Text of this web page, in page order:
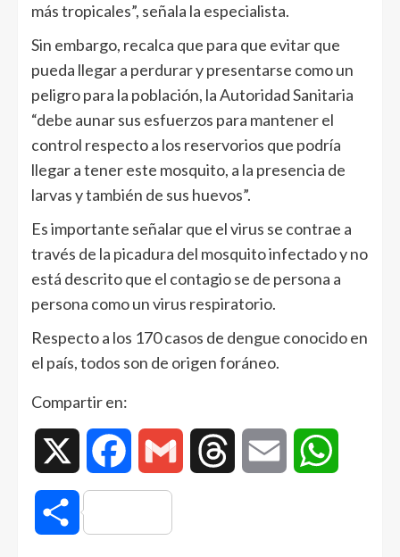
más tropicales”, señala la especialista.
Sin embargo, recalca que para que evitar que
pueda llegar a perdurar y presentarse como un
peligro para la población, la Autoridad Sanitaria
“debe aunar sus esfuerzos para mantener el
control respecto a los reservorios que podría
llegar a tener este mosquito, a la presencia de
larvas y también de sus huevos”.
Es importante señalar que el virus se contrae a
través de la picadura del mosquito infectado y no
está descrito que el contagio se de persona a
persona como un virus respiratorio.
Respecto a los 170 casos de dengue conocido en
el país, todos son de origen foráneo.
Compartir en:
Facebook Gmail Threads Email
Compartir